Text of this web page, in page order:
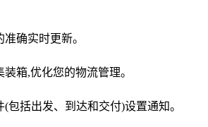
确实时更新。
装箱,优化您的物流管理。
包括出发、到达和交付)设置通知。